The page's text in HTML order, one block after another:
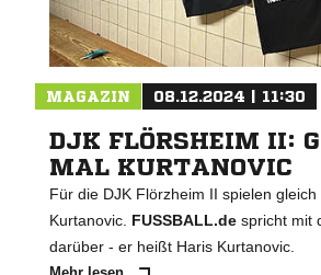
MAGAZIN 08.12.2024 | 11:30
DJK FLÖRSHEIM II:
MAL KURTANOVIC
Für die DJK Flörzheim II spielen
Kurtanovic. FUSSBALL.de spricht mit
darüber - er heißt Haris Kurtanovic.